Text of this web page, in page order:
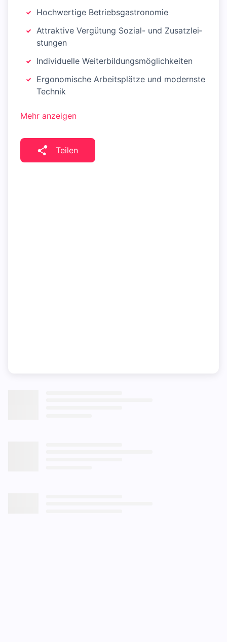
Hochwertige Betriebsgastronomie
Attraktive Ver­gü­tung Sozial- und Zu­satz­lei­
stu­ngen
Individuelle Wei­ter­bil­dungs­mög­lich­kei­ten
Ergonomische Arbeitsplätze und modernste
Technik
Mehr anzeigen
Teilen